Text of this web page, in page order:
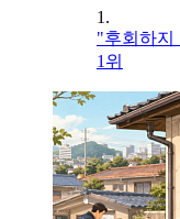
1.
"후회하지
1위